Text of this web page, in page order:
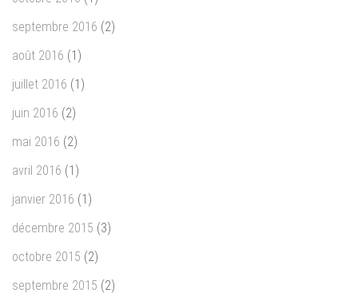
septembre 2016 (2)
août 2016 (1)
juillet 2016 (1)
juin 2016 (2)
mai 2016 (2)
avril 2016 (1)
janvier 2016 (1)
décembre 2015 (3)
octobre 2015 (2)
septembre 2015 (2)